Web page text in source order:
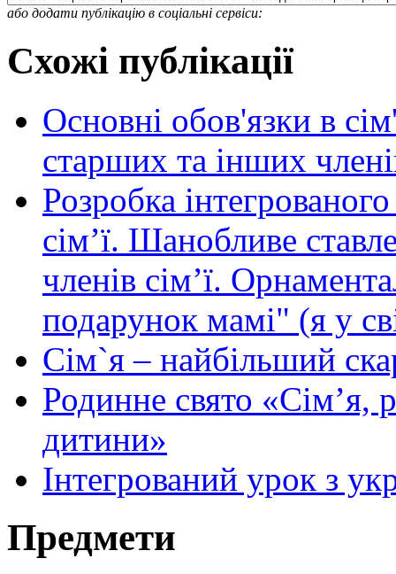
або додати публікацію в соціальні сервіси:
Схожі публікації
Основні обов'язки в
старших та інших
Розробка
сім’ї. Шанобливе
членів сім’ї.
подарунок мамі" (я у
Сім`я – найбільший
Родинне свято «Сім’я,
дитини»
Інтегрований урок з
Предмети